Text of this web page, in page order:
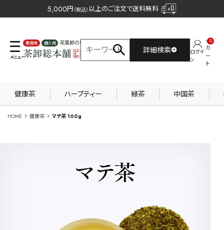
5,000円 （税込）以上のご注文で送料無料
業務用 個人用
茶葉卸の専門サイト
詳細検索
ログイ
ン
カ
ー
ト
0
健康茶 ハーブティー 緑茶 中国茶
HOME 健康茶 マテ茶 100g